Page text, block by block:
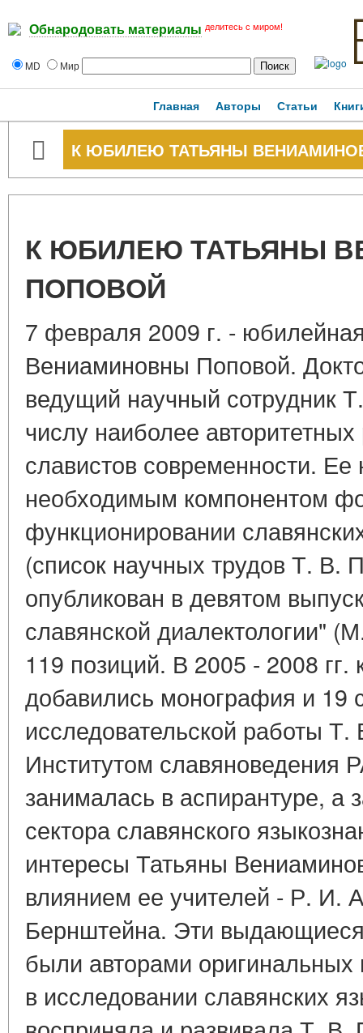
Обнародовать материалы делитесь с миром!
MD Мир
Главная Авторы Статьи
К ЮБИЛЕЮ ТАТЬЯНЫ
К ЮБИЛЕЮ ТАТЬЯНЫ
ПОПОВОЙ
7 февраля 2009 г. -
Вениаминовны Поповой.
ведущий научный сотрудник
числу наиболее
славистов современности.
необходимым компонентом
функционировании
(список научных трудов Т. В.
опубликован в девятом
славянской диалектологии"
119 позиций. В 2005 - 2008 гг.
добавились монография и 19
исследовательской работы
Институтом славяноведения
занималась в аспирантуре, а
сектора славянского
интересы Татьяны
влиянием ее учителей - Р. И.
Бернштейна. Эти
были авторами
в исследовании славянских